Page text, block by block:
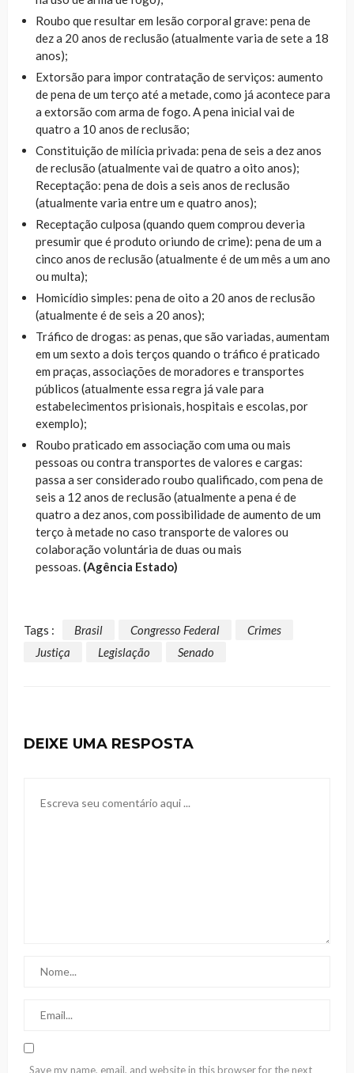
Roubo que resultar em lesão corporal grave: pena de
dez a 20 anos de reclusão (atualmente varia de sete a 18
anos);
Extorsão para impor contratação de serviços: aumento
de pena de um terço até a metade, como já acontece para
a extorsão com arma de fogo. A pena inicial vai de
quatro a 10 anos de reclusão;
Constituição de milícia privada: pena de seis a dez anos
de reclusão (atualmente vai de quatro a oito anos);
Receptação: pena de dois a seis anos de reclusão
(atualmente varia entre um e quatro anos);
Receptação culposa (quando quem comprou deveria
presumir que é produto oriundo de crime): pena de um a
cinco anos de reclusão (atualmente é de um mês a um ano
ou multa);
Homicídio simples: pena de oito a 20 anos de reclusão
(atualmente é de seis a 20 anos);
Tráfico de drogas: as penas, que são variadas, aumentam
em um sexto a dois terços quando o tráfico é praticado
em praças, associações de moradores e transportes
públicos (atualmente essa regra já vale para
estabelecimentos prisionais, hospitais e escolas, por
exemplo);
Roubo praticado em associação com uma ou mais
pessoas ou contra transportes de valores e cargas:
passa a ser considerado roubo qualificado, com pena de
seis a 12 anos de reclusão (atualmente a pena é de
quatro a dez anos, com possibilidade de aumento de um
terço à metade no caso transporte de valores ou
colaboração voluntária de duas ou mais
pessoas. (Agência Estado)
Tags : Brasil Congresso Federal
Crimes
Justiça
Legislação Senado
DEIXE UMA RESPOSTA
Save my name, email, and website in this browser for the next